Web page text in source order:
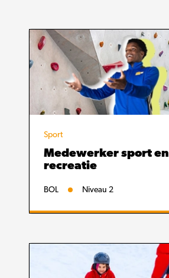
Sport
Medewerker sport en
recreatie
BOL Niveau 2